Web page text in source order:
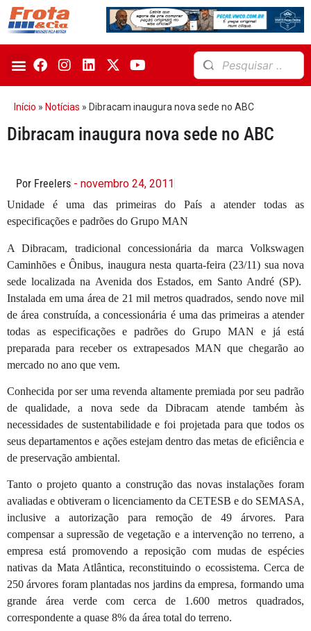
Início » Notícias » Dibracam inaugura nova sede no ABC
Dibracam inaugura nova sede no ABC
Por Freelers - novembro 24, 2011
Unidade é uma das primeiras do País a atender todas as
especificações e padrões do Grupo MAN
A Dibracam, tradicional concessionária da marca Volkswagen
Caminhões e Ônibus, inaugura nesta quarta-feira (23/11) sua nova
sede localizada na Avenida dos Estados, em Santo André (SP).
Instalada em uma área de 21 mil metros quadrados, sendo nove mil
de área construída, a concessionária é uma das primeiras a atender
todas as especificações e padrões do Grupo MAN e já está
preparada para receber os extrapesados MAN que chegarão ao
mercado no ano que vem.
Conhecida por ser uma revenda altamente premiada por seu padrão
de qualidade, a nova sede da Dibracam atende também às
necessidades de sustentabilidade e foi projetada para que todos os
seus departamentos e ações estejam dentro das metas de eficiência e
de preservação ambiental.
Tanto o projeto quanto a construção das novas instalações foram
avaliadas e obtiveram o licenciamento da CETESB e do SEMASA,
inclusive a autorização para remoção de 49 árvores. Para
compensar a supressão de vegetação e a intervenção no terreno, a
empresa está promovendo a reposição com mudas de espécies
nativas da Mata Atlântica, reconstituindo o ecossistema. Cerca de
250 árvores foram plantadas nos jardins da empresa, formando uma
grande área verde com cerca de 1.600 metros quadrados,
correspondente a quase 8% da área total do terreno.